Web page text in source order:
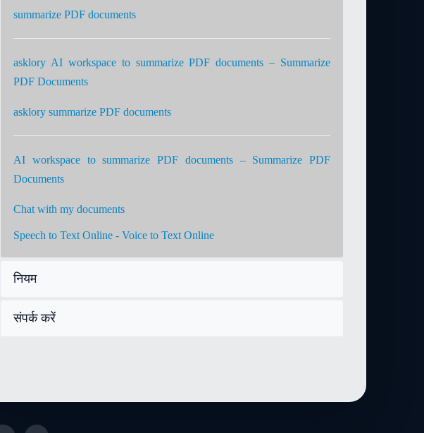
summarize PDF documents
asklory AI workspace to summarize PDF documents – Summarize
PDF Documents
asklory summarize PDF documents
AI workspace to summarize PDF documents – Summarize PDF
Documents
Chat with my documents
Speech to Text Online - Voice to Text Online
नियम
संपर्क करें